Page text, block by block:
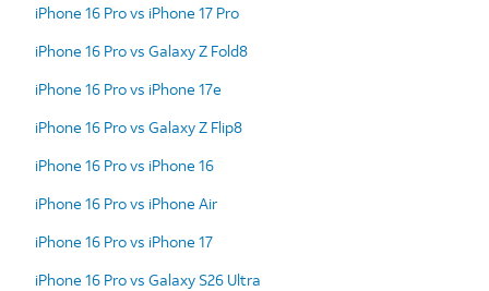
iPhone 16 Pro vs iPhone 17 Pro
iPhone 16 Pro vs Galaxy Z Fold8
iPhone 16 Pro vs iPhone 17e
iPhone 16 Pro vs Galaxy Z Flip8
iPhone 16 Pro vs iPhone 16
iPhone 16 Pro vs iPhone Air
iPhone 16 Pro vs iPhone 17
iPhone 16 Pro vs Galaxy S26 Ultra